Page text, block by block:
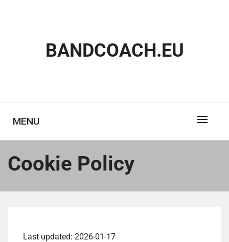
BANDCOACH.EU
MENU
Cookie Policy
Last updated: 2026-01-17